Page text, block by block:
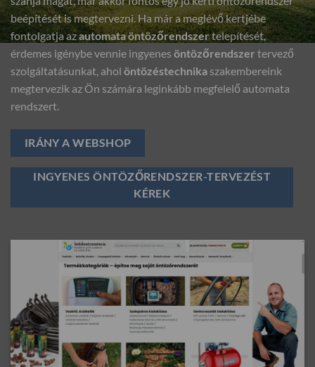
beépítését is megtervezni. Ha már a meglévő kertjébe
fontolgatja azautomata öntözőrendszertelepítését,
érdemes igénybe vennie ingyenes öntözőrendszer tervező
szolgáltatásunkat, ahol öntözéstechnika szakembereink
megtervezik az Ön számára leginkább megfelelő automata
rendszert.
IRÁNY A WEBSHOP
INGYENES ÖNTÖZŐRENDSZER-TERVEZÉST
KÉREK